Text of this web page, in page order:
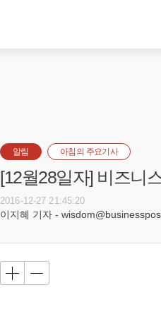
알림 아침의 주요기사
[12월28일자] 비즈니
2016-12-27 21:45:20
이지혜 기자 -